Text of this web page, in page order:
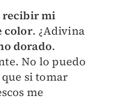
recibir mi
color. ¿Adivina
dorado.
No lo puedo
si tomar
me